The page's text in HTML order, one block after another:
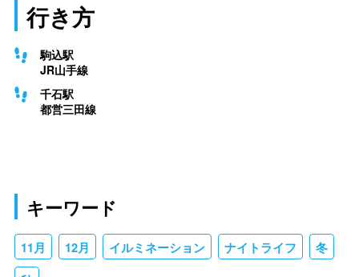
行き方
駒込駅
JR山手線
千石駅
都営三田線
キーワード
11月 12月 イルミネーション ナイトライフ 冬